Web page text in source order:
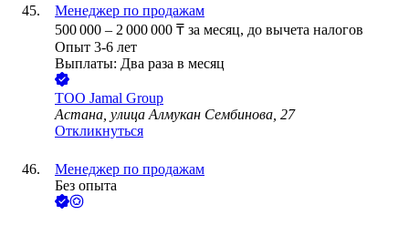
Менеджер по продажам
500 000 – 2 000 000 ₸ за месяц, до вычета налогов
Опыт 3-6 лет
Выплаты: Два раза в месяц
ТОО Jаmаl Group
Астана, улица Алмукан Сембинова, 27
Откликнуться
Менеджер по продажам
Без опыта